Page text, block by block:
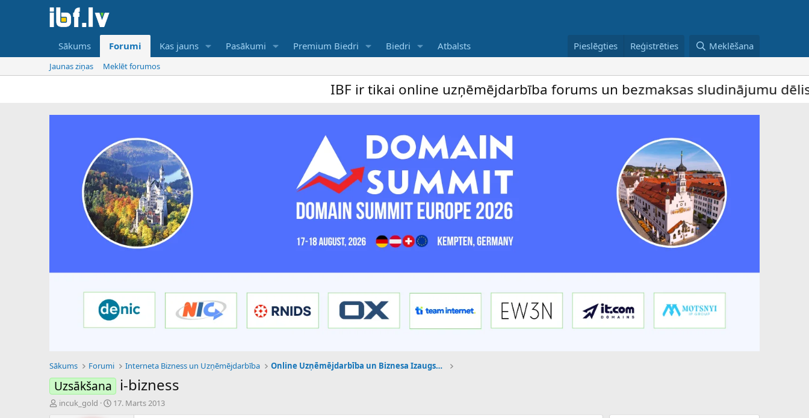
Sākums Forumi Kas jauns Pasākumi Premium Biedri Biedri Atbalsts Pieslēgties Reģistrēties Meklēšana
Jaunas ziņas Meklēt forumos
IBF ir tikai online uzņēmējdarbība forums un bezmaksas sludinājumu dēlis –
Sākums Forumi Interneta Bizness un Uzņēmējdarbība Online Uzņēmējdarbība un Biznesa Izaugsme
Uzsākšana i-bizness
P
incuk_gold
S17. Marts 2013